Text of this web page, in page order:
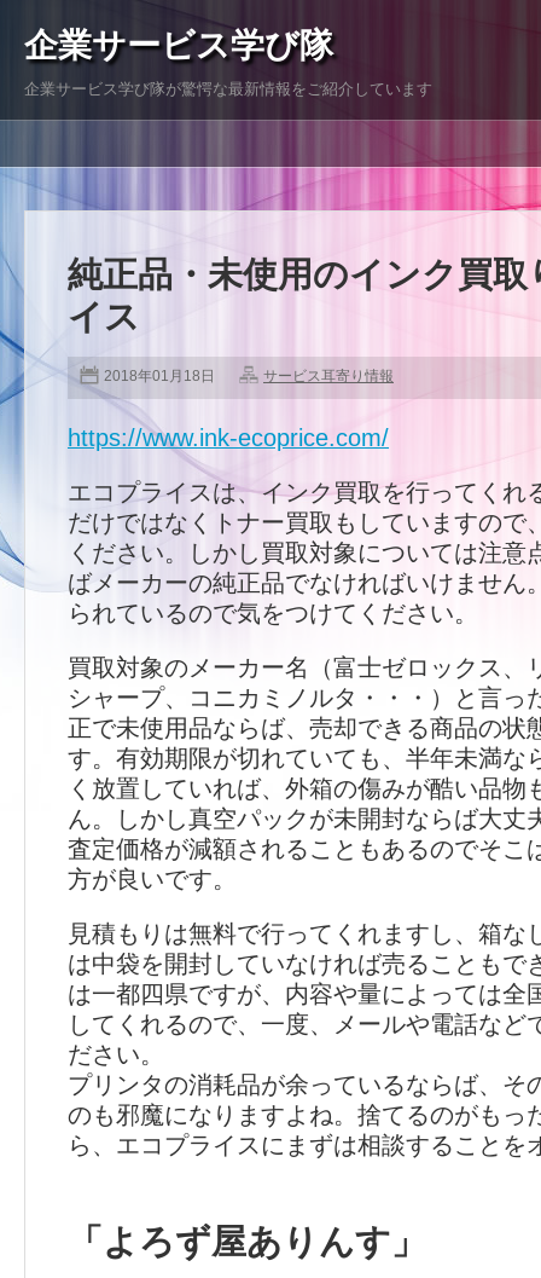
企業サービス学び隊
企業サービス学び隊が驚愕な最新情報をご紹介しています
純正品・未使用のインク買
イス
2018年01月18日 サービス耳寄り情報
https://www.ink-ecoprice.com/
エコプライスは、インク買取を行ってくれ
だけではなくトナー買取もしていますので
ください。しかし買取対象については注意
ばメーカーの純正品でなければいけません
られているので気をつけてください。
買取対象のメーカー名（富士ゼロックス、
シャープ、コニカミノルタ・・・）と言っ
正で未使用品ならば、売却できる商品の状
す。有効期限が切れていても、半年未満な
く放置していれば、外箱の傷みが酷い品物
ん。しかし真空パックが未開封ならば大丈
査定価格が減額されることもあるのでそこ
方が良いです。
見積もりは無料で行ってくれますし、箱な
は中袋を開封していなければ売ることもで
は一都四県ですが、内容や量によっては全
してくれるので、一度、メールや電話など
ださい。
プリンタの消耗品が余っているならば、そ
のも邪魔になりますよね。捨てるのがもっ
ら、エコプライスにまずは相談することを
「よろず屋ありんす」